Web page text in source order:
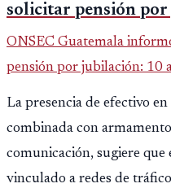
solicitar pensión
ONSEC Guatemala
pensión por jubilación: 10
Montepío y 50 años de
importar edad.
La presencia de efectivo
combinada con
comunicación, sugiere
vinculado a redes de